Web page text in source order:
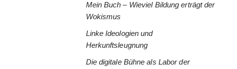
Mein Buch – Wieviel Bildung erträgt der
Wokismus
Linke Ideologien und
Herkunftsleugnung
Die digitale Bühne als Labor der